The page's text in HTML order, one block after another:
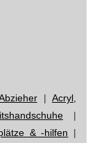
| Acryl,
|
& -hilfen |